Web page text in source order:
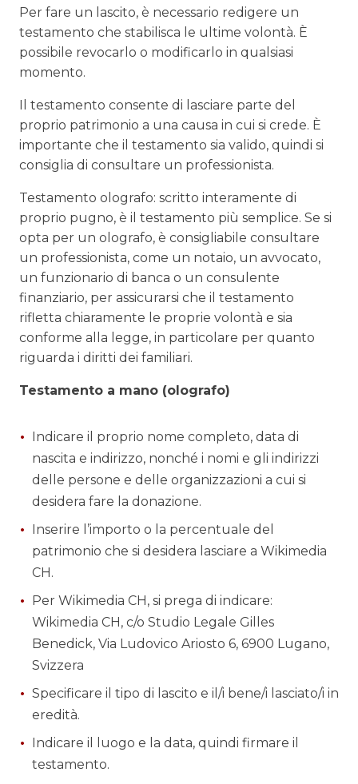
Per fare un lascito, è necessario redigere un
testamento che stabilisca le ultime volontà. È
possibile revocarlo o modificarlo in qualsiasi
momento.
Il testamento consente di lasciare parte del
proprio patrimonio a una causa in cui si crede. È
importante che il testamento sia valido, quindi si
consiglia di consultare un professionista.
Testamento olografo: scritto interamente di
proprio pugno, è il testamento più semplice. Se si
opta per un olografo, è consigliabile consultare
un professionista, come un notaio, un avvocato,
un funzionario di banca o un consulente
finanziario, per assicurarsi che il testamento
rifletta chiaramente le proprie volontà e sia
conforme alla legge, in particolare per quanto
riguarda i diritti dei familiari.
Testamento a mano (olografo)
Indicare il proprio nome completo, data di
nascita e indirizzo, nonché i nomi e gli indirizzi
delle persone e delle organizzazioni a cui si
desidera fare la donazione.
Inserire l’importo o la percentuale del
patrimonio che si desidera lasciare a Wikimedia
CH.
Per Wikimedia CH, si prega di indicare:
Wikimedia CH, c/o Studio Legale Gilles
Benedick, Via Ludovico Ariosto 6, 6900 Lugano,
Svizzera
Specificare il tipo di lascito e il/i bene/i lasciato/i in
eredità.
Indicare il luogo e la data, quindi firmare il
testamento.